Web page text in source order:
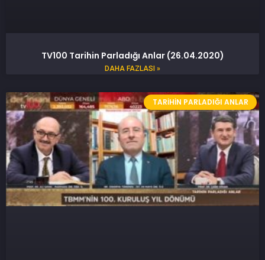
TV100 Tarihin Parladığı Anlar (26.04.2020)
DAHA FAZLASI »
TARIHIN PARLADIĞI ANLAR